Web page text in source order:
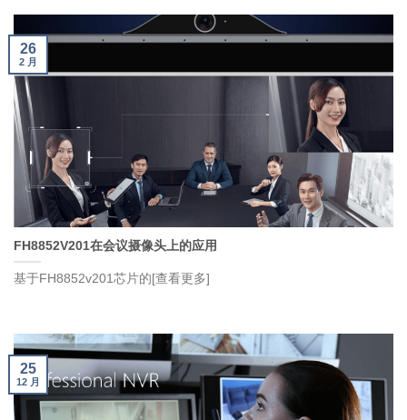
FH8852V201在会议摄像头上的应用
基于FH8852v201芯片的[查看更多]
26
2 月
25
12 月